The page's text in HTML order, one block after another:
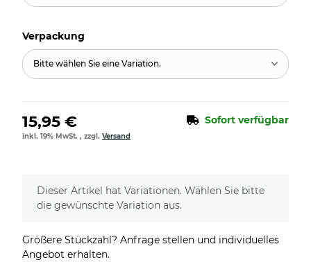
Verpackung
Bitte wählen Sie eine Variation.
15,95 € Sofort verfügbar
inkl. 19% MwSt. , zzgl. Versand
x
Dieser Artikel hat Variationen. Wählen Sie bitte
die gewünschte Variation aus.
Größere Stückzahl? Anfrage stellen und individuelles
Angebot erhalten.